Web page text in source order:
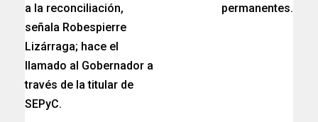
a la reconciliación,
señala Robespierre
Lizárraga; hace el
llamado al Gobernador a
través de la titular de
SEPyC.
permanentes.